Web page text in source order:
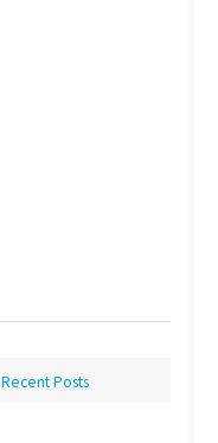
Recent Posts